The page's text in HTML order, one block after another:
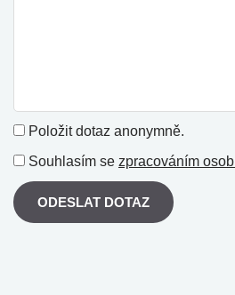
Položit dotaz anonymně.
Souhlasím se zpracováním
ODESLAT DOTAZ